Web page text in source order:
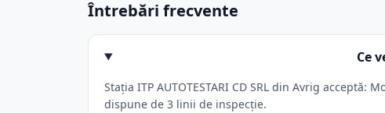
Întrebări frecvente
Ce
Stația ITP AUTOTESTARI CD SRL din Avrig
dispune de 3 linii de inspecție.